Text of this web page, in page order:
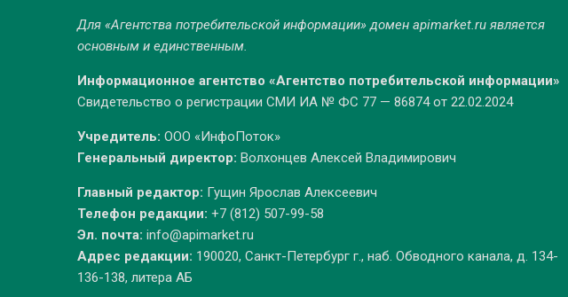
Для «Агентства потребительской информации» домен apimarket.ruявляется
основным и единственным.
Информационное агентство «Агентство потребительской информации»
Свидетельство о регистрации СМИ ИА № ФС 77 — 86874 от 22.02.2024
Учредитель: ООО «ИнфоПоток»
Генеральный директор: Волхонцев Алексей Владимирович
Главный редактор: Гущин Ярослав Алексеевич
Телефон редакции: +7 (812) 507-99-58
Эл. почта: info@apimarket.ru
Адрес редакции: 190020, Санкт-Петербург г., наб. Обводного канала, д. 134-
136-138, литера АБ